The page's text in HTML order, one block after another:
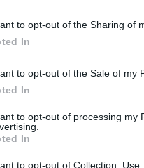
to opt-out of the Sharing of
In
to opt-out of the Sale of my
In
to opt-out of processing my
In
to opt-out of Collection,